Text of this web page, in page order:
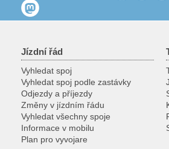
Jízdní řád
Vyhledat spoj
Vyhledat spoj podle zastávky
Odjezdy a příjezdy
Změny v jízdním řádu
Vyhledat všechny spoje
Informace v mobilu
Plan pro vyvojare